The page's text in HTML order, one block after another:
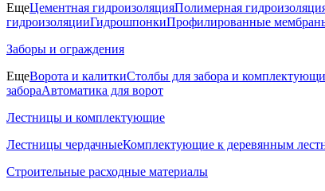
ЕщеЦементная гидроизоляцияПолимерная
гидроизоляцииГидрошпонкиПрофилированные
Заборы и ограждения
ЕщеВорота и калиткиСтолбы для забора и
забораАвтоматика для ворот
Лестницы и комплектующие
Лестницы чердачныеКомплектующие к деревянным
Строительные расходные материалы